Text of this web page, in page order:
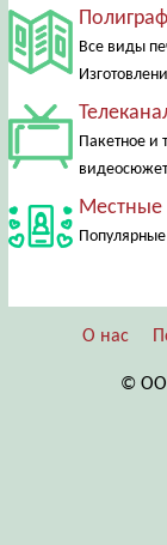
Все виды
Пакетное и
Местные
О нас
©